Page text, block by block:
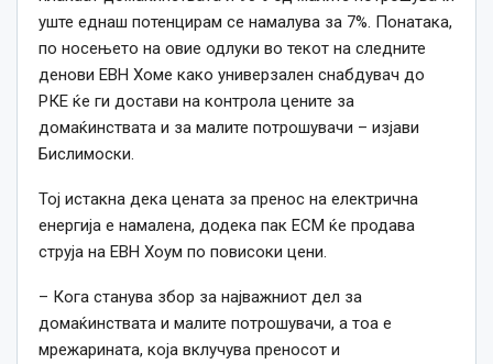
уште еднаш потенцирам се намалува за 7%. Понатака,
по носењето на овие одлуки во текот на следните
денови ЕВН Хоме како универзален снабдувач до
РКЕ ќе ги достави на контрола цените за
домаќинствата и за малите потрошувачи – изјави
Бислимоски.
Тој истакна дека цената за пренос на електрична
енергија е намалена, додека пак ЕСМ ќе продава
струја на ЕВН Хоум по повисоки цени.
– Кога станува збор за најважниот дел за
домаќинствата и малите потрошувачи, а тоа е
мрежарината, која вклучува преносот и